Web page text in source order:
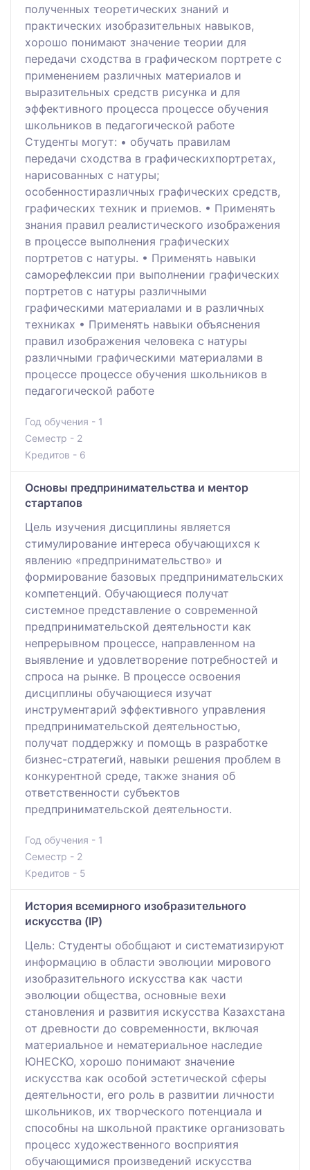
полученных теоретических знаний и
практических изобразительных навыков,
хорошо понимают значение теории для
передачи сходства в графическом портрете с
применением различных материалов и
выразительных средств рисунка и для
эффективного процесса процессе обучения
школьников в педагогической работе
Студенты могут: • обучать правилам
передачи сходства в графическихпортретах,
нарисованных с натуры;
особенностиразличных графических средств,
графических техник и приемов. • Применять
знания правил реалистического изображения
в процессе выполнения графических
портретов с натуры. • Применять навыки
саморефлексии при выполнении графических
портретов с натуры различными
графическими материалами и в различных
техниках • Применять навыки объяснения
правил изображения человека с натуры
различными графическими материалами в
процессе процессе обучения школьников в
педагогической работе
Год обучения - 1
Семестр - 2
Кредитов - 6
Основы предпринимательства и ментор
стартапов
Цель изучения дисциплины является
стимулирование интереса обучающихся к
явлению «предпринимательство» и
формирование базовых предпринимательских
компетенций. Обучающиеся получат
системное представление о современной
предпринимательской деятельности как
непрерывном процессе, направленном на
выявление и удовлетворение потребностей и
спроса на рынке. В процессе освоения
дисциплины обучающиеся изучат
инструментарий эффективного управления
предпринимательской деятельностью,
получат поддержку и помощь в разработке
бизнес-стратегий, навыки решения проблем в
конкурентной среде, также знания об
ответственности субъектов
предпринимательской деятельности.
Год обучения - 1
Семестр - 2
Кредитов - 5
История всемирного изобразительного
искусства (IP)
Цель: Студенты обобщают и систематизируют
информацию в области эволюции мирового
изобразительного искусства как части
эволюции общества, основные вехи
становления и развития искусства Казахстана
от древности до современности, включая
материальное и нематериальное наследие
ЮНЕСКО, хорошо понимают значение
искусства как особой эстетической сферы
деятельности, его роль в развитии личности
школьников, их творческого потенциала и
способны на школьной практике организовать
процесс художественного восприятия
обучающимися произведений искусства